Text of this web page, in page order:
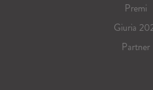
Premi
Giuria
Partner